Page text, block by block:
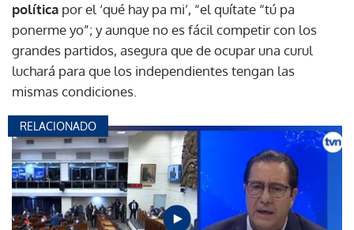
política por el ‘qué hay pa mi’, “el quítate “tú pa
ponerme yo”; y aunque no es fácil competir con los
grandes partidos, asegura que de ocupar una curul
luchará para que los independientes tengan las
mismas condiciones.
RELACIONADO